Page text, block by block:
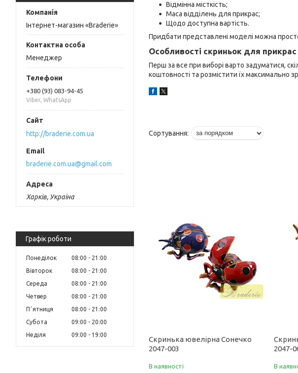
Інтернет-магазин «Braderie»
Менеджер
+380 (93) 083-94-45
Viber, WhatsApp
http://braderie.com.ua
braderie.com.ua@gmail.com
Харків, Україна
Графік роботи
Понеділок 08:00
21:00
Вівторок
08:00
21:00
Середа
08:00
21:00
Четвер
08:00
21:00
Пʼятниця
08:00
21:00
Субота
09:00
20:00
Неділя
09:00 19:00
Відмінна місткість;
Маса відділень для прикрас;
Щодо доступна вартість.
Придбати представлені моделі можна
Особливості скриньок для прикрас
Перш за все при виборі варто задуматися,
коштовності та розмістити їх максимально
Скринька ювелірна Сонечко
2047-003
В наявності
2047-
В